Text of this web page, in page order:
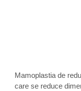
Mamoplastia de
care se reduce